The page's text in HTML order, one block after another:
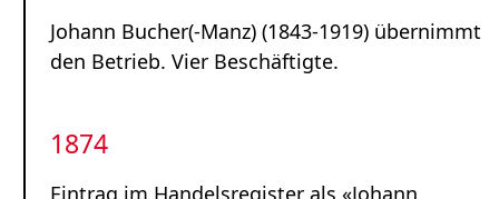
Johann Bucher(-Manz) (1843-1919) übernimmt
den Betrieb. Vier Beschäftigte.
1874
Eintrag im Handelsregister als «Johann